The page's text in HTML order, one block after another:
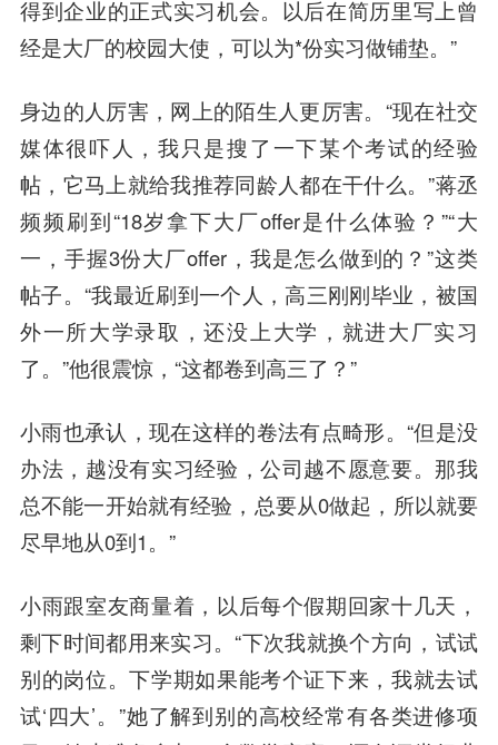
得到企业的正式实习机会。以后在简历里写上曾
经是大厂的校园大使，可以为*份实习做铺垫。”
身边的人厉害，网上的陌生人更厉害。“现在社交
媒体很吓人，我只是搜了一下某个考试的经验
帖，它马上就给我推荐同龄人都在干什么。”蒋丞
频频刷到“18岁拿下大厂offer是什么体验？”“大
一，手握3份大厂offer，我是怎么做到的？”这类
帖子。“我最近刷到一个人，高三刚刚毕业，被国
外一所大学录取，还没上大学，就进大厂实习
了。”他很震惊，“这都卷到高三了？”
小雨也承认，现在这样的卷法有点畸形。“但是没
办法，越没有实习经验，公司越不愿意要。那我
总不能一开始就有经验，总要从0做起，所以就要
尽早地从0到1。”
小雨跟室友商量着，以后每个假期回家十几天，
剩下时间都用来实习。“下次我就换个方向，试试
别的岗位。下学期如果能考个证下来，我就去试
试‘四大’。”她了解到别的高校经常有各类进修项